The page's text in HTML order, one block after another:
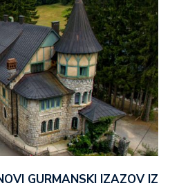
GURMANSKI IZAZOV IZ